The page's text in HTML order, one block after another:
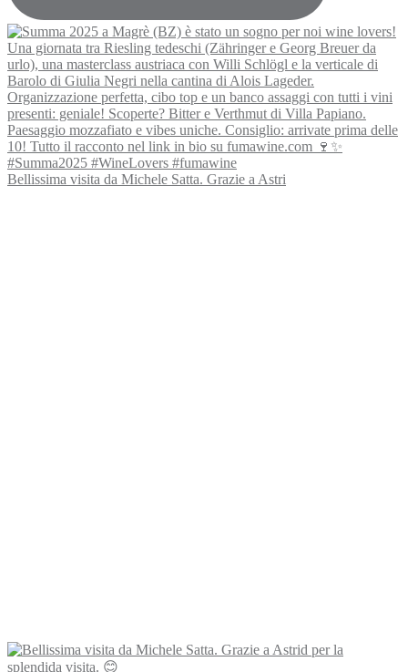
Bellissima visita da Michele Satta. Grazie a Astri